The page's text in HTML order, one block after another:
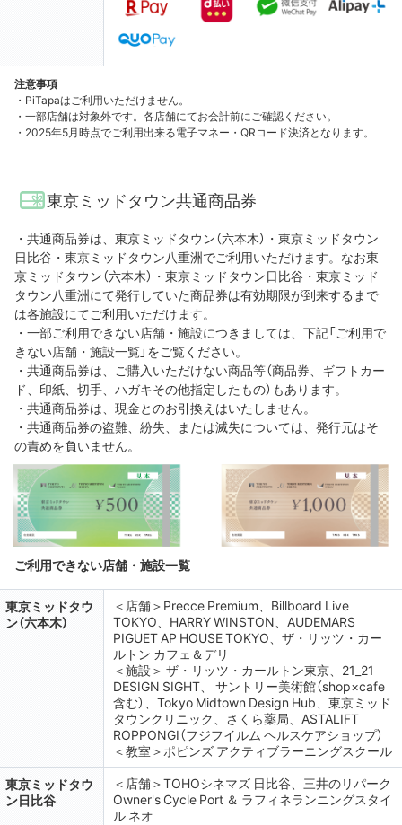
注意事項
・PiTapaはご利用いただけません。
・一部店舗は対象外です。各店舗にてお会計前にご確認ください。
・2025年5月時点でご利用出来る電子マネー・QRコード決済となります。
東京ミッドタウン共通商品券
・共通商品券は、東京ミッドタウン（六本木）・東京ミッドタウン
日比谷・東京ミッドタウン八重洲でご利用いただけます。なお東
京ミッドタウン（六本木）・東京ミッドタウン日比谷・東京ミッド
タウン八重洲にて発行していた商品券は有効期限が到来するまで
は各施設にてご利用いただけます。
・一部ご利用できない店舗・施設につきましては、下記「ご利用で
きない店舗・施設一覧」をご覧ください。
・共通商品券は、ご購入いただけない商品等（商品券、ギフトカー
ド、印紙、切手、ハガキその他指定したもの）もあります。
・共通商品券は、現金とのお引換えはいたしません。
・共通商品券の盗難、紛失、または滅失については、発行元はそ
の責めを負いません。
ご利用できない店舗・施設一覧
東京ミッドタウ
ン（六本木）
＜店舗＞Precce Premium、Billboard Live
TOKYO、HARRY WINSTON、AUDEMARS
PIGUET AP HOUSE TOKYO、ザ・リッツ・カー
ルトン カフェ＆デリ
＜施設＞ ザ・リッツ・カールトン東京、21_21
DESIGN SIGHT、 サントリー美術館（shop×cafe
含む）、Tokyo Midtown Design Hub、東京ミッド
タウンクリニック、さくら薬局、ASTALIFT
ROPPONGI（フジフイルム ヘルスケアショップ）
＜教室＞ポピンズ アクティブラーニングスクール
東京ミッドタウ
ン日比谷
＜店舗＞TOHOシネマズ 日比谷、三井のリパーク
Owner's Cycle Port ＆ ラフィネランニングスタイ
ル ネオ